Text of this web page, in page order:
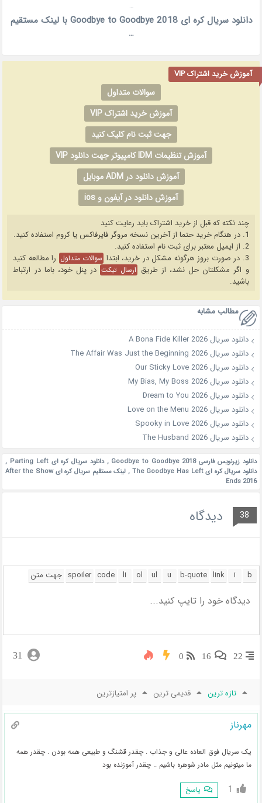
…
دانلود سریال کره ای Goodbye to Goodbye 2018 با لینک مستقیم
…
آموزش خرید اشتراک VIP
سوالات متداول
آموزش خرید اشتراک VIP
جهت ثبت نام کلیک کنید
آموزش تنظیمات IDM کامپیوتر جهت دانلود VIP
آموزش دانلود در ADM موبایل
آموزش دانلود در آیفون و ios
چند نکته که قبل از خرید اشتراک باید رعایت کنید
1. در هنگام خرید حتما از آخرین نسخه مروگر فایرفاکس یا کروم استفاده کنید.
2. از ایمیل معتبر برای ثبت نام استفاده کنید.
3. در صورت بروز هرگونه مشکل در خرید، ابتدا
سوالات متداول را مطالعه کنید
و اگر مشکلتان حل نشد، از طریق ارسال تیکت در پنل خود، باما در ارتباط
باشید.
مطالب مشابه
دانلود سریال A Bona Fide Killer 2026
دانلود سریال The Affair Was Just the Beginning 2026
دانلود سریال Our Sticky Love 2026
دانلود سریال My Bias, My Boss 2026
دانلود سریال Dream to You 2026
دانلود سریال Love on the Menu 2026
دانلود سریال Spooky in Love 2026
دانلود سریال The Husband 2026
دانلود زیرنویس فارسی Goodbye to Goodbye 2018 ,دانلود سریال کره ای Parting Left
,
دانلود سریال کره ای The Goodbye Has Left
,
لینک مستقیم سریال کره ای After the Show
Ends 2016
38 دیدگاه
22
16
0
31
تازه ترین قدیمی ترین پر امتیازترین
مهرناز
یک سریال فوق العاده عالی و جذاب . چقدر قشنگ و طبیعی همه بودن . چقدر همه
ما میتونیم مثل مادر شوهره باشیم .. چقدر آموزنده بود
1 پاسخ